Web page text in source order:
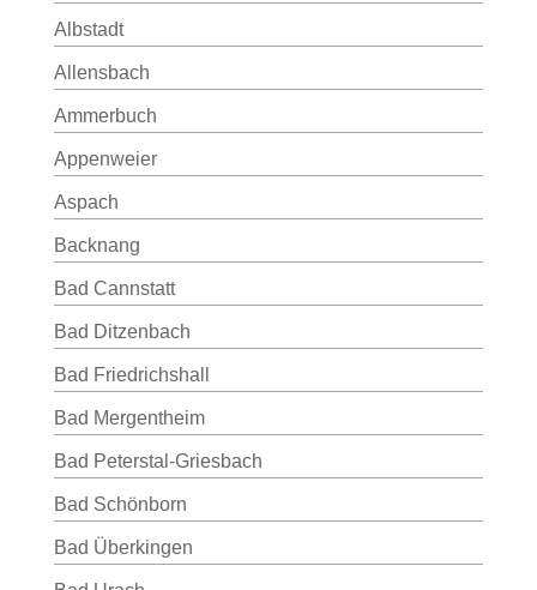
Albstadt
Allensbach
Ammerbuch
Appenweier
Aspach
Backnang
Bad Cannstatt
Bad Ditzenbach
Bad Friedrichshall
Bad Mergentheim
Bad Peterstal-Griesbach
Bad Schönborn
Bad Überkingen